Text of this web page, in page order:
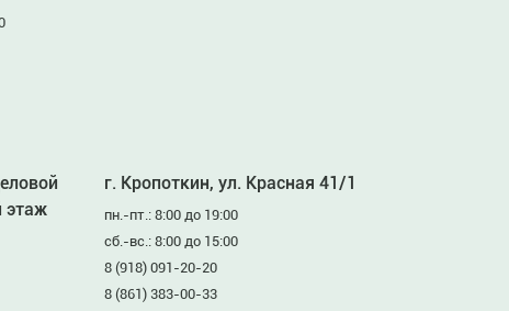
этаж
г. Кропоткин, ул. Красная 41/1
пн.-пт.: 8:00 до 19:00
сб.-вс.: 8:00 до 15:00
8 (918) 091-20-20
8 (861) 383-00-33